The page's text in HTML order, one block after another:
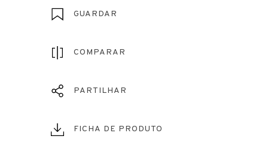
GUARDAR
COMPARAR
PARTILHAR
FICHA DE PRODUTO